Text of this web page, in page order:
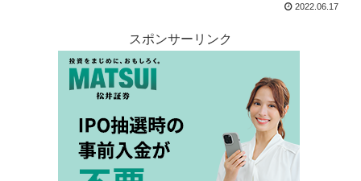
2022.06.17
スポンサーリンク